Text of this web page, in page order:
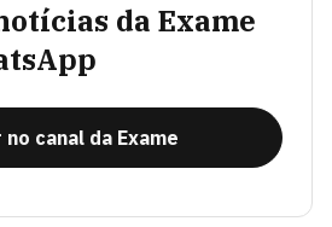
da Exame
no canal da Exame